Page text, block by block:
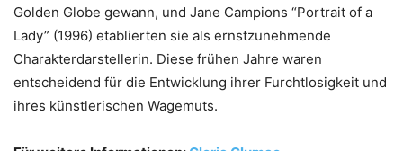
Golden Globe gewann, und Jane Campions “Portrait of a
Lady” (1996) etablierten sie als ernstzunehmende
Charakterdarstellerin. Diese frühen Jahre waren
entscheidend für die Entwicklung ihrer Furchtlosigkeit und
ihres künstlerischen Wagemuts.